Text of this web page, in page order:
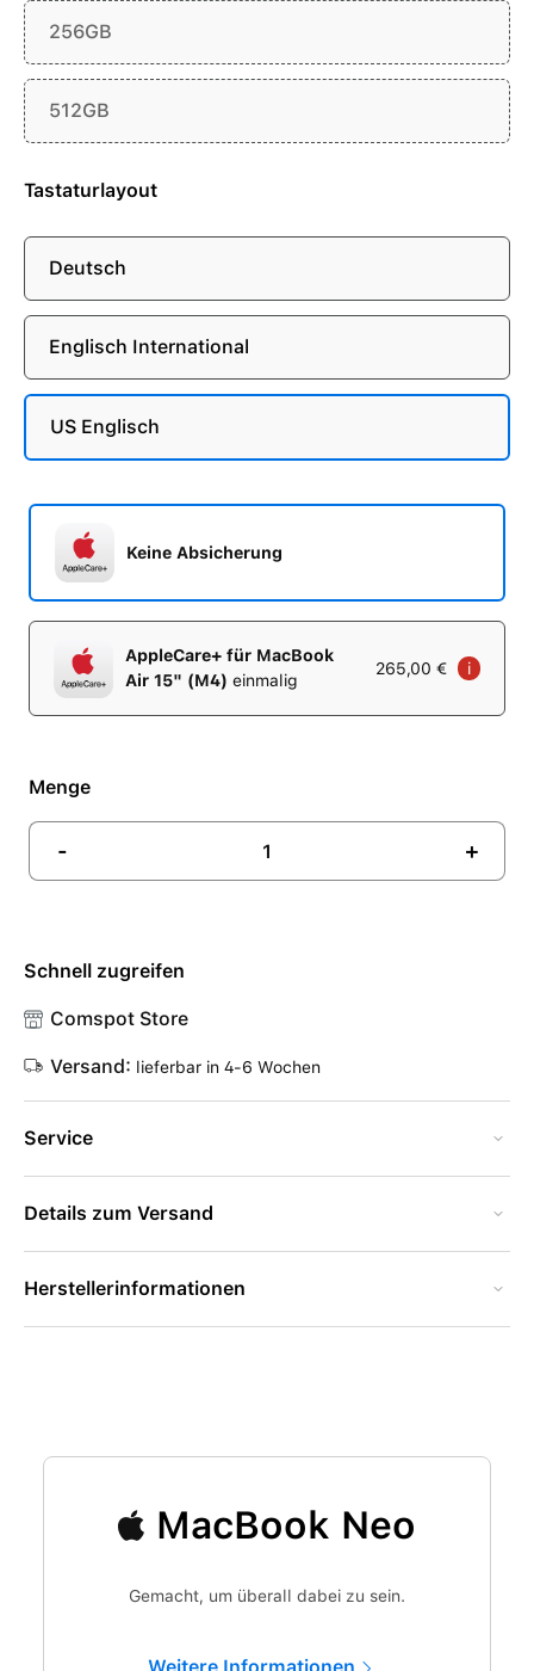
256GB
512GB
Tastaturlayout
Deutsch
Englisch International
US Englisch
Keine Absicherung
AppleCare+ für MacBook
Air 15" (M4) einmalig
265,00 € i
Menge
- +
Schnell zugreifen
Comspot Store
Versand: lieferbar in 4-6 Wochen
Service
Details zum Versand
Herstellerinformationen
MacBook Neo
Gemacht, um überall dabei zu sein.